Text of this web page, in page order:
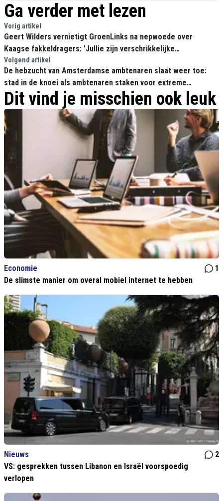
Ga verder met lezen
Vorig artikel
Geert Wilders vernietigt GroenLinks na nepwoede over
Kaagse fakkeldragers: 'Jullie zijn verschrikkelijke
hypocrieten!'
Volgend artikel
De hebzucht van Amsterdamse ambtenaren slaat weer toe:
stad in de knoei als ambtenaren staken voor extreme
loonsverhoging
Dit vind je misschien ook leuk
Economie
1
De slimste manier om overal mobiel internet te hebben
Nieuws
2
VS: gesprekken tussen Libanon en Israël voorspoedig
verlopen